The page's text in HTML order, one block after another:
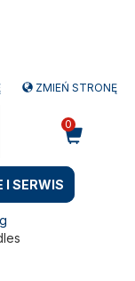
ZMIEŃ STRONĘ
0
I SERWIS